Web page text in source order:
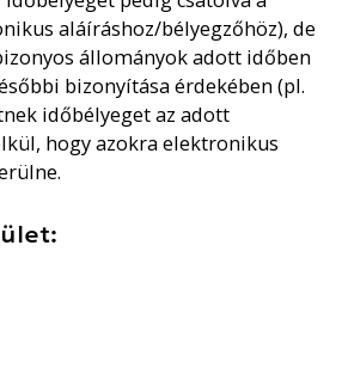
aláíráshoz/bélyegzőhöz), de
állományok adott időben
bizonyítása érdekében (pl.
időbélyeget az adott
hogy azokra elektronikus